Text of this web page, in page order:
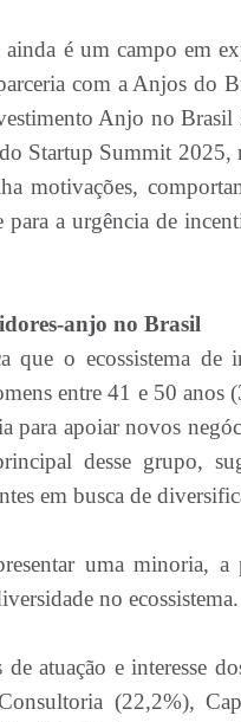
é um campo em
com a Anjos do
Anjo no
Startup Summit
motivações,
para a urgência de
anjo no Brasil
que o ecossistema de
entre 41 e 50 anos
para apoiar novos
desse grupo,
em busca de
uma minoria,
no ecossistema.
de atuação e interesse
(22,2%),